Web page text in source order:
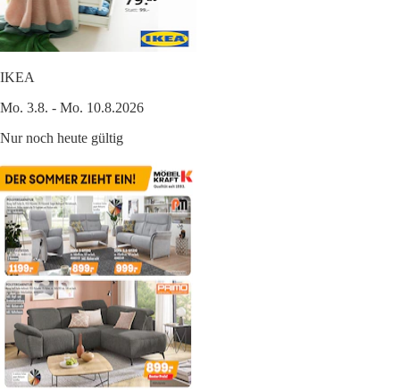
IKEA
Mo. 3.8. - Mo. 10.8.2026
Nur noch heute gültig